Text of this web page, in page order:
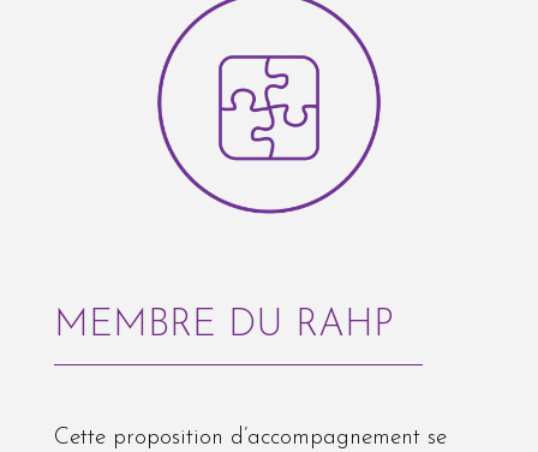
MEMBRE DU RAHP
Cette proposition d’accompagnement se